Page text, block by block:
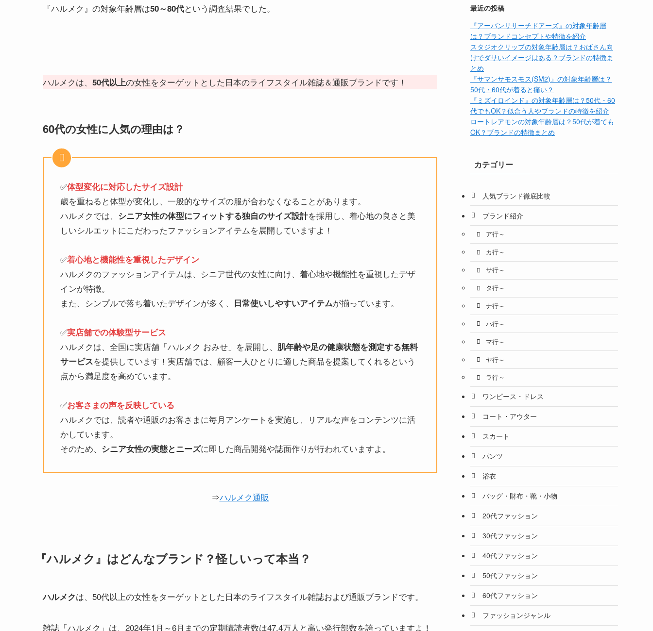
『ハルメク』の対象年齢層は50～80代という調査結果でした。
ハルメクは、 50代以上の女性をターゲットとした日本のライフスタイル雑誌＆通販ブランドです！
60代の女性に人気の理由は？
✅️体型変化に対応したサイズ設計
歳を重ねると体型が変化し、一般的なサイズの服が合わなくなることがあります。
​ハルメクでは、 シニア女性の体型にフィットする独自のサイズ設計を採用し、着心地の良さと美
しいシルエットにこだわったファッションアイテムを展開していますよ！
✅️着心地と機能性を重視したデザイン
ハルメクのファッションアイテムは、シニア世代の女性に向け、着心地や機能性を重視したデザ
インが特徴。
また、​シンプルで落ち着いたデザインが多く、
日常使いしやすいアイテムが揃っています。
✅️実店舗での体験型サービス
ハルメクは、全国に実店舗「ハルメク おみせ」を展開し、 肌年齢や足の健康状態を測定する無料
サービスを提供しています！実店舗では、顧客一人ひとりに適した商品を提案してくれるという
点から満足度を高めています。
✅️お客さまの声を反映している
ハルメクでは、読者や通販のお客さまに毎月アンケートを実施し、リアルな声をコンテンツに活
かしています。
そのため、 シニア女性の実態とニーズに即した商品開発や誌面作りが行われていますよ。
⇒ハルメク通販
『ハルメク』はどんなブランド？怪しいって本当？
ハルメクは、50代以上の女性をターゲットとした日本のライフスタイル雑誌および通販ブランドです。
​雑誌「ハルメク」は、2024年1月～6月までの定期購読者数は47.4万人と高い発行部数を誇っていますよ！
最近の投稿
『アーバンリサーチドアーズ』の対象年齢層
は？ブランドコンセプトや特徴を紹介
スタジオクリップの対象年齢層は？おばさん向
けでダサいイメージはある？ブランドの特徴ま
とめ
『サマンサモスモス(SM2)』の対象年齢層は？
50代・60代が着ると痛い？
『ミズイロインド』の対象年齢層は？50代・60
代でもOK？似合う人やブランドの特徴を紹介
ロートレアモンの対象年齢層は？50代が着ても
OK？ブランドの特徴まとめ
カテゴリー
人気ブランド徹底比較
ブランド紹介
ア行～
カ行～
サ行～
タ行～
ナ行～
ハ行～
マ行～
ヤ行～
ラ行～
ワンピース・ドレス
コート・アウター
スカート
パンツ
浴衣
バッグ・財布・靴・小物
20代ファッション
30代ファッション
40代ファッション
50代ファッション
60代ファッション
ファッションジャンル